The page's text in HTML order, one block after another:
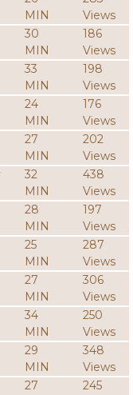
MIN
Views
30
MIN
186
Views
33
MIN
198
Views
24
MIN
176
Views
27
MIN
202
Views
32
MIN
438
Views
28
MIN
197
Views
25
MIN
287
Views
27
MIN
306
Views
34
MIN
250
Views
29
MIN
348
Views
27
245